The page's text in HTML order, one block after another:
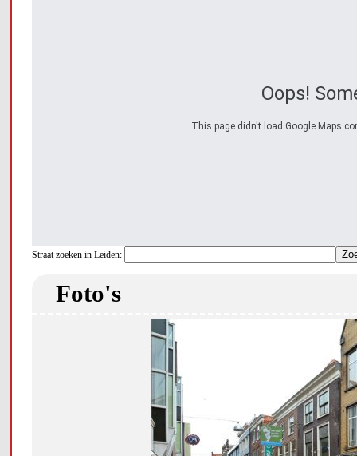
Oops!
This page didn't load Google Maps
Straat zoeken in Leiden:
Foto's